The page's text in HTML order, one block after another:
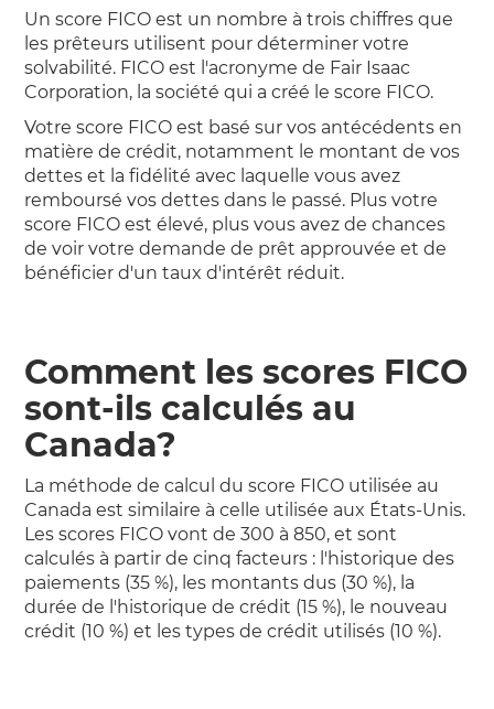
Un score FICO est un nombre à trois chiffres que
les prêteurs utilisent pour déterminer votre
solvabilité. FICO est l'acronyme de Fair Isaac
Corporation, la société qui a créé le score FICO.
Votre score FICO est basé sur vos antécédents en
matière de crédit, notamment le montant de vos
dettes et la fidélité avec laquelle vous avez
remboursé vos dettes dans le passé. Plus votre
score FICO est élevé, plus vous avez de chances
de voir votre demande de prêt approuvée et de
bénéficier d'un taux d'intérêt réduit.
Comment les scores FICO
sont-ils calculés au
Canada?
La méthode de calcul du score FICO utilisée au
Canada est similaire à celle utilisée aux États-Unis.
Les scores FICO vont de 300 à 850, et sont
calculés à partir de cinq facteurs : l'historique des
paiements (35 %), les montants dus (30 %), la
durée de l'historique de crédit (15 %), le nouveau
crédit (10 %) et les types de crédit utilisés (10 %).